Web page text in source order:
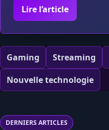
Lire l’article
Gaming Streaming
Nouvelle technologie
DERNIERS ARTICLES